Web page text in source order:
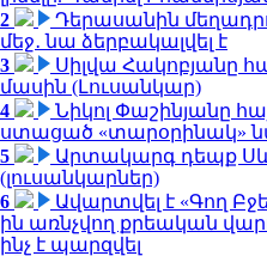
2
Դերասանին
մեջ․ նա ձերբակալվել է
3
Սիլվա Հակոբյանը
մասին (Լուսանկար)
4
Նիկոլ Փաշինյանը
ստացած «տարօրինակ»
5
Արտակարգ դեպք
(լուսանկարներ)
6
Ավարտվել է «Գող
ին առնչվող քրեական
ինչ է պարզվել